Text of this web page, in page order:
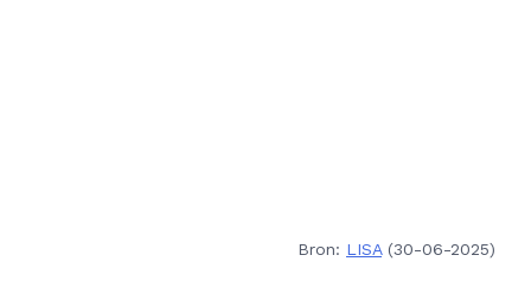
Bron: LISA(30-06-2025)